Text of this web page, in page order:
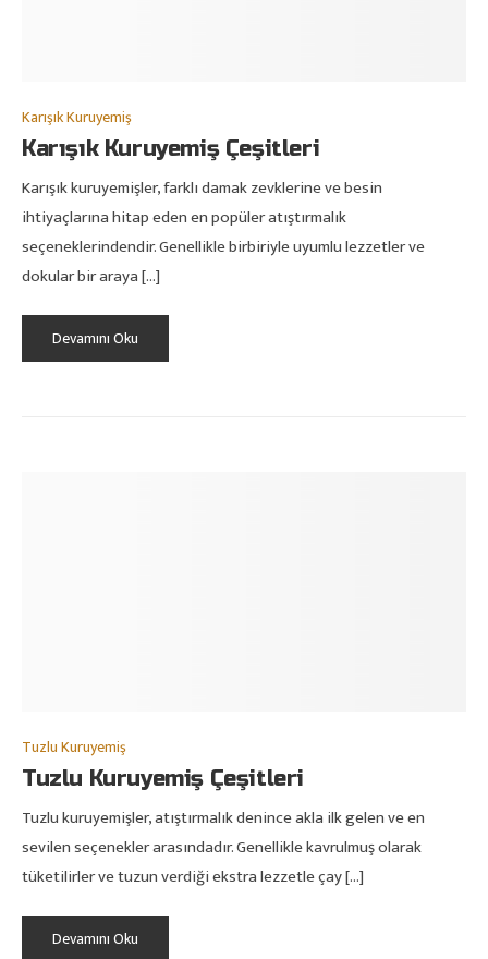
Karışık Kuruyemiş
Karışık Kuruyemiş Çeşitleri
Karışık kuruyemişler, farklı damak zevklerine ve besin
ihtiyaçlarına hitap eden en popüler atıştırmalık
seçeneklerindendir. Genellikle birbiriyle uyumlu lezzetler ve
dokular bir araya […]
Devamını Oku
Tuzlu Kuruyemiş
Tuzlu Kuruyemiş Çeşitleri
Tuzlu kuruyemişler, atıştırmalık denince akla ilk gelen ve en
sevilen seçenekler arasındadır. Genellikle kavrulmuş olarak
tüketilirler ve tuzun verdiği ekstra lezzetle çay […]
Devamını Oku